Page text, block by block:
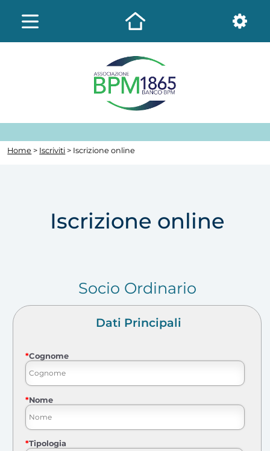
Home > Iscriviti > Iscrizione online
Iscrizione online
Socio Ordinario
Dati Principali
*Cognome
*Nome
*Tipologia